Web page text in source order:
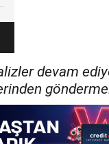
devam